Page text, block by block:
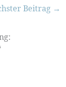
Beitrag →